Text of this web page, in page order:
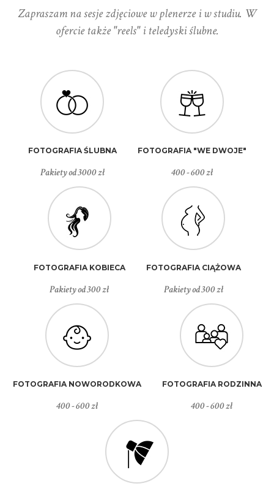
Zapraszam na sesje zdjęciowe w plenerze i w studiu. W
ofercie także "reels" i teledyski ślubne.
FOTOGRAFIA ŚLUBNA
Pakiety od 3000 zł
FOTOGRAFIA "WE DWOJE"
400 - 600 zł
FOTOGRAFIA KOBIECA
Pakiety od 300 zł
FOTOGRAFIA CIĄŻOWA
Pakiety od 300 zł
FOTOGRAFIA NOWORODKOWA
400 - 600 zł
FOTOGRAFIA RODZINNA
400 - 600 zł